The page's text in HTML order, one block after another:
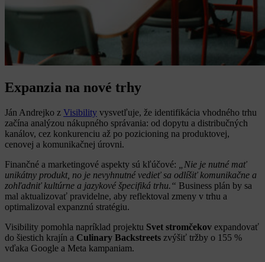
Expanzia na nové trhy
Ján Andrejko z Visibility vysvetľuje, že identifikácia vhodného trhu
začína analýzou nákupného správania: od dopytu a distribučných
kanálov, cez konkurenciu až po pozicioning na produktovej,
cenovej a komunikačnej úrovni.
Finančné a marketingové aspekty sú kľúčové:
„Nie je nutné mať
unikátny produkt, no je nevyhnutné vedieť sa odlíšiť komunikačne a
zohľadniť kultúrne a jazykové špecifiká trhu.“ Business plán by sa
mal aktualizovať pravidelne, aby reflektoval zmeny v trhu a
optimalizoval expanznú stratégiu.
Visibility pomohla napríklad projektu Svet stromčekov expandovať
do šiestich krajín a Culinary Backstreets zvýšiť tržby o 155 %
vďaka Google a Meta kampaniam.